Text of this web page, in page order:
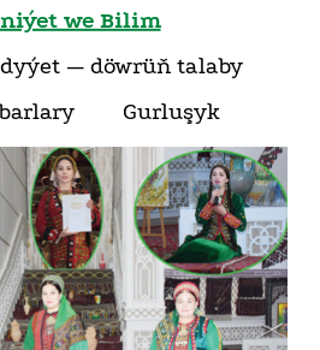
we Bilim
— döwrüň talaby
Gurluşyk